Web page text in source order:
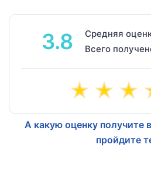
3.8
Средняя
Всего
А какую оценку получите
пройдите